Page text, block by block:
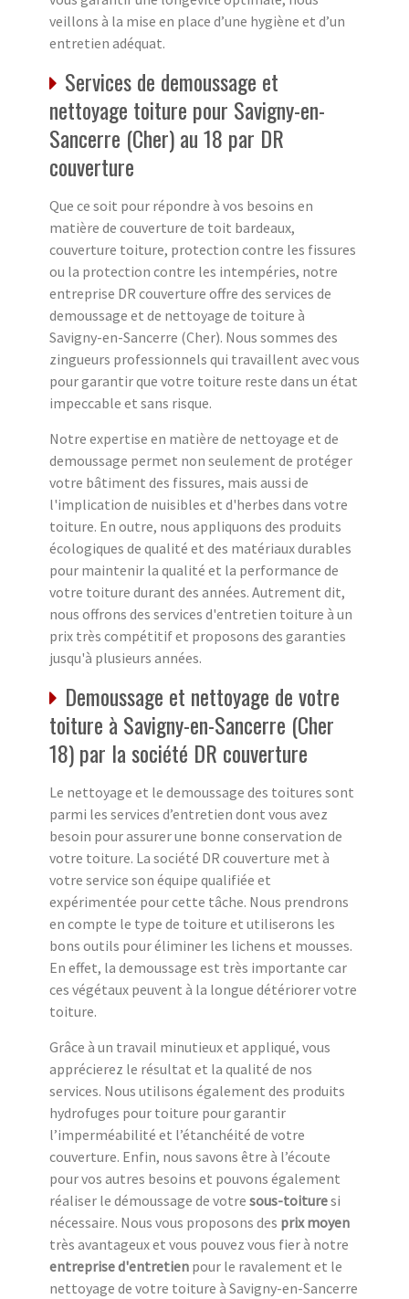
veillons à la mise en place d’une hygiène et d’un
entretien adéquat.
Services de demoussage et
nettoyage toiture pour Savigny-en-
Sancerre (Cher) au 18 par DR
couverture
Que ce soit pour répondre à vos besoins en
matière de couverture de toit bardeaux,
couverture toiture, protection contre les fissures
ou la protection contre les intempéries, notre
entreprise DR couverture offre des services de
demoussage et de nettoyage de toiture à
Savigny-en-Sancerre (Cher). Nous sommes des
zingueurs professionnels qui travaillent avec vous
pour garantir que votre toiture reste dans un état
impeccable et sans risque.
Notre expertise en matière de nettoyage et de
demoussage permet non seulement de protéger
votre bâtiment des fissures, mais aussi de
l'implication de nuisibles et d'herbes dans votre
toiture. En outre, nous appliquons des produits
écologiques de qualité et des matériaux durables
pour maintenir la qualité et la performance de
votre toiture durant des années. Autrement dit,
nous offrons des services d'entretien toiture à un
prix très compétitif et proposons des garanties
jusqu'à plusieurs années.
Demoussage et nettoyage de votre
toiture à Savigny-en-Sancerre (Cher
18) par la société DR couverture
Le nettoyage et le demoussage des toitures sont
parmi les services d’entretien dont vous avez
besoin pour assurer une bonne conservation de
votre toiture. La société DR couverture met à
votre service son équipe qualifiée et
expérimentée pour cette tâche. Nous prendrons
en compte le type de toiture et utiliserons les
bons outils pour éliminer les lichens et mousses.
En effet, la demoussage est très importante car
ces végétaux peuvent à la longue détériorer votre
toiture.
Grâce à un travail minutieux et appliqué, vous
apprécierez le résultat et la qualité de nos
services. Nous utilisons également des produits
hydrofuges pour toiture pour garantir
l’imperméabilité et l’étanchéité de votre
couverture. Enfin, nous savons être à l’écoute
pour vos autres besoins et pouvons également
réaliser le démoussage de votre sous-toituresi
nécessaire. Nous vous proposons des prix moyen
très avantageux et vous pouvez vous fier à notre
entreprise d'entretien pour le ravalement et le
nettoyage de votre toiture à Savigny-en-Sancerre